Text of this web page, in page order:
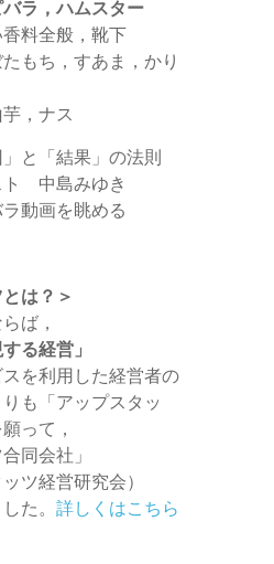
ラ，ハムスター
料全般，靴下
もち，すあま，かり
，ナス
と「結果」の法則
ト 中島みゆき
画を眺める
は？＞
ば，
る経営」
を利用した経営者の
も「アップスタッ
って，
同会社」
ツ経営研究会）
た。 詳しくはこちら